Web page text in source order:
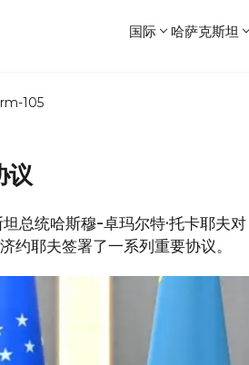
国际 哈萨克斯坦
105
议
总统哈斯穆-卓玛尔特·托卡耶夫对
约耶夫签署了一系列重要协议。